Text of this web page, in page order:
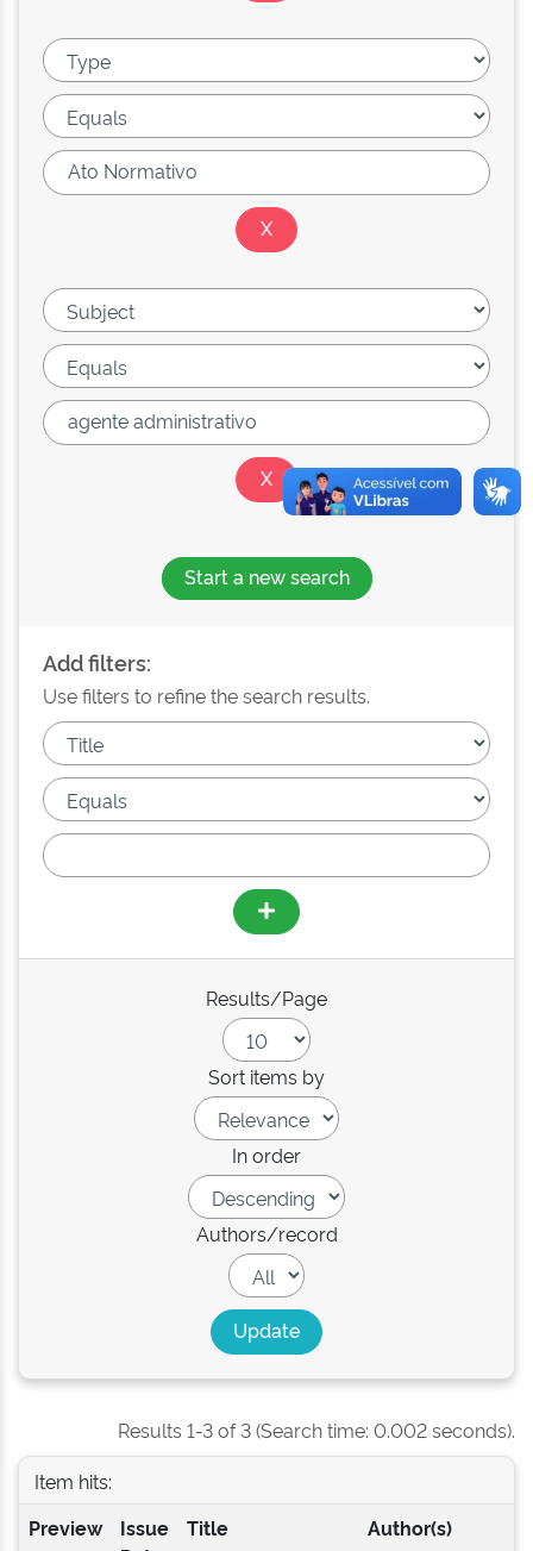
Start a new search
Add filters:
Use filters to refine the search results.
Results/Page
Sort items by
In order
Authors/record
Results 1-3 of 3 (Search time: 0.002 seconds).
Item hits:
Preview
Issue
Title Author(s)